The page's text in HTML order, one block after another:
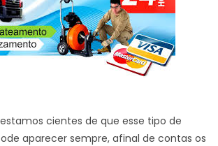
cientes de que esse tipo de
aparecer sempre, afinal de contas os